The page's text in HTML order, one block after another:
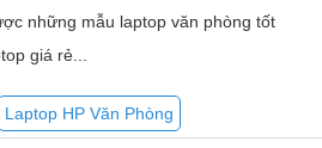
những mẫu laptop văn phòng tốt
giá rẻ...
Laptop HP Văn Phòng